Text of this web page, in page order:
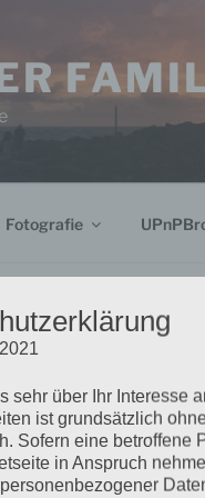
Fotografie
fertig
in einer ersten
veröffentlicht.
sehr über Ihr Interesse
ist grundsätzlich
Sofern eine betroffene
in Anspruch